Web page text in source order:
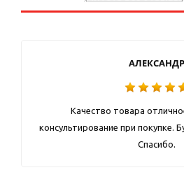
АЛЕКСАНДР
Качество товара
консультирование при покупке.
Спасибо.